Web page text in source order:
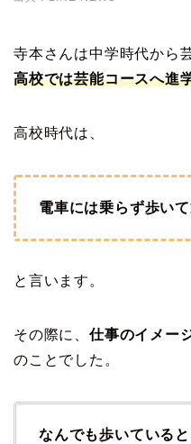
寺本さんは中学時代から
高校では芸能コースへ進
高校時代は、
電車には乗らず歩い
と言います。
その際に、 仕事のイメー
のことでした。
なんでも歩いている